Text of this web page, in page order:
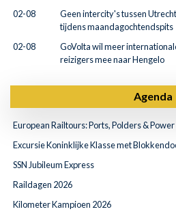
02-08
Geen intercity's tussen
tijdens maandagochtendspits
02-08
GoVolta wil meer
reizigers mee naar Hengelo
Agenda
European Railtours: Ports, Polders & Power
Excursie Koninklijke Klasse met
SSN Jubileum Express
Raildagen 2026
Kilometer Kampioen 2026